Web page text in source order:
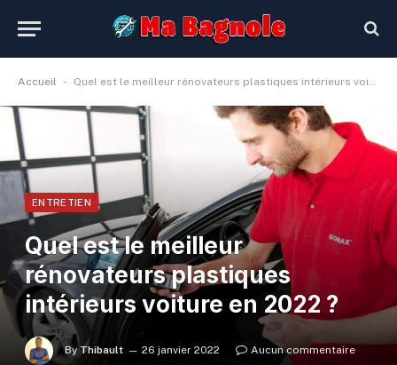
Accueil - Quel est le meilleur rénovateurs plastiques intérieurs voiture en 2022 ?
ENTRETIEN
Quel est le meilleur
rénovateurs plastiques
intérieurs voiture en 2022 ?
By Thibault 26 janvier 2022 Aucun commentaire